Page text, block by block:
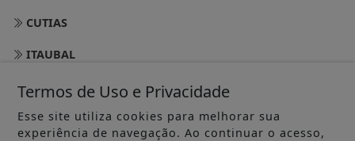
CUTIAS
ITAUBAL
SERRA DO NAVIO
PRACUUBA
Termos de Uso e Privacidade
Esse site utiliza cookies para melhorar sua
experiência de navegação. Ao continuar o acesso,